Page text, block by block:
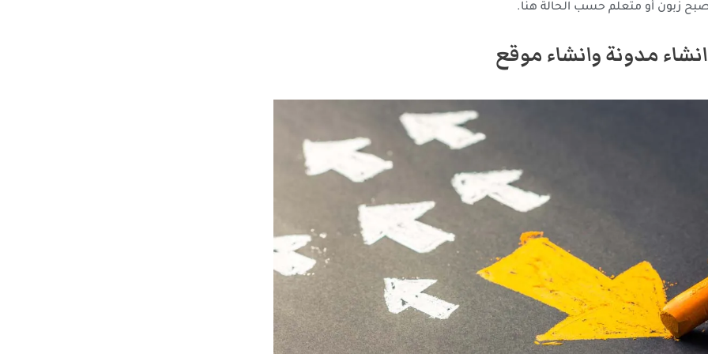
زبون أو متعلم حسب الحالة هنا.
مدونة وانشاء موقع